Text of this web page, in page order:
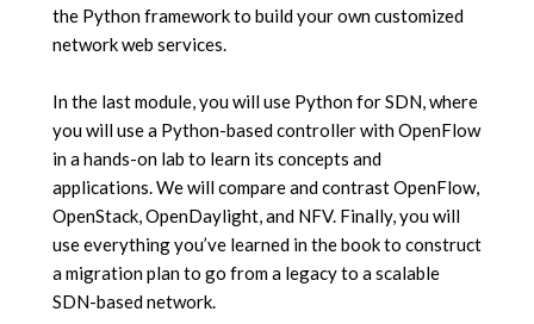
the Python framework to build your own customized
network web services.
In the last module, you will use Python for SDN, where
you will use a Python-based controller with OpenFlow
in a hands-on lab to learn its concepts and
applications. We will compare and contrast OpenFlow,
OpenStack, OpenDaylight, and NFV. Finally, you will
use everything you’ve learned in the book to construct
a migration plan to go from a legacy to a scalable
SDN-based network.